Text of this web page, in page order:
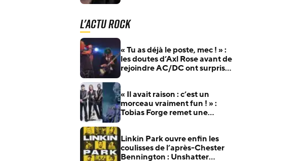
L'actu Rock
« Tu as déjà le poste, mec ! » :
les doutes d’Axl Rose avant de
rejoindre AC/DC ont surpris
« Il avait raison : c’est un
morceau vraiment fun ! » :
Tobias Forge remet une
Linkin Park ouvre enfin les
coulisses de l’après-Chester
Bennington : Unshatter